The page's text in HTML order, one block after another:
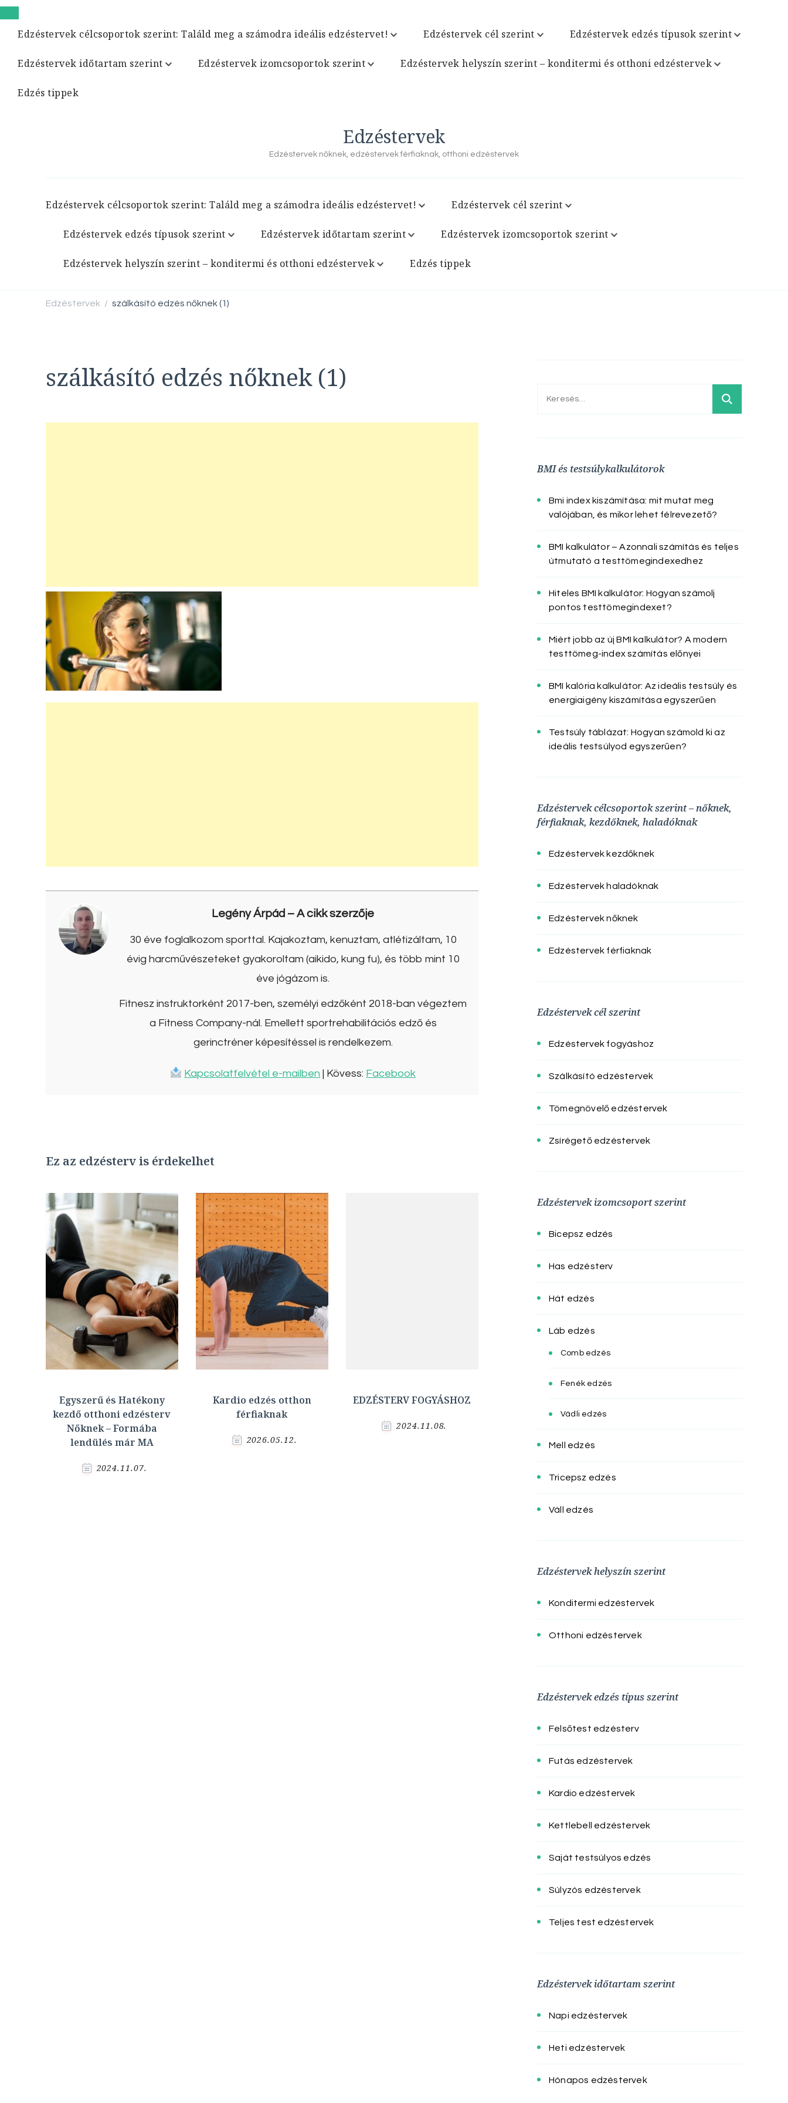
Edzéstervek célcsoportok szerint: Találd meg a számodra ideális edzéstervet! Edzéstervek cél szerint Edzéstervek edzés típusok szerint
Edzéstervek időtartam szerint Edzéstervek izomcsoportok szerint Edzéstervek helyszín szerint – konditermi és otthoni edzéstervek
Edzés tippek
Edzéstervek
Edzéstervek nőknek, edzéstervek férfiaknak, otthoni edzéstervek
Edzéstervek célcsoportok szerint: Találd meg a számodra ideális edzéstervet! Edzéstervek cél szerint
Edzéstervek edzés típusok szerint Edzéstervek időtartam szerint Edzéstervek izomcsoportok szerint
Edzéstervek helyszín szerint – konditermi és otthoni edzéstervek Edzés tippek
Edzéstervek / szálkásító edzés nőknek (1)
szálkásító edzés nőknek (1)
Legény Árpád – A cikk szerzője
30 éve foglalkozom sporttal. Kajakoztam, kenuztam, atlétizáltam, 10
évig harcművészeteket gyakoroltam (aikido, kung fu), és több mint 10
éve jógázom is.
Fitnesz instruktorként 2017-ben, személyi edzőként 2018-ban végeztem
a Fitness Company-nál. Emellett sportrehabilitációs edző és
gerinctréner képesítéssel is rendelkezem.
Kapcsolatfelvétel e-mailben | Kövess: Facebook
Ez az edzésterv is érdekelhet
Egyszerű és Hatékony
kezdő otthoni edzésterv
Nőknek – Formába
lendülés már MA
2024.11.07.
Kardio edzés otthon
férfiaknak
2026.05.12.
EDZÉSTERV FOGYÁSHOZ
2024.11.08.
Keresés:
BMI és testsúlykalkulátorok
Bmi index kiszámítása: mit mutat meg
valójában, és mikor lehet félrevezető?
BMI kalkulátor – Azonnali számítás és teljes
útmutató a testtömegindexedhez
Hiteles BMI kalkulátor: Hogyan számolj
pontos testtömegindexet?
Miért jobb az új BMI kalkulátor? A modern
testtömeg-index számítás előnyei
BMI kalória kalkulátor: Az ideális testsúly és
energiaigény kiszámítása egyszerűen
Testsúly táblázat: Hogyan számold ki az
ideális testsúlyod egyszerűen?
Edzéstervek célcsoportok szerint – nőknek,
férfiaknak, kezdőknek, haladóknak
Edzéstervek kezdőknek
Edzéstervek haladóknak
Edzéstervek nőknek
Edzéstervek férfiaknak
Edzéstervek cél szerint
Edzéstervek fogyáshoz
Szálkásító edzéstervek
Tömegnövelő edzéstervek
Zsírégető edzéstervek
Edzéstervek izomcsoport szerint
Bicepsz edzés
Has edzésterv
Hát edzés
Láb edzés
Comb edzés
Fenék edzés
Vádli edzés
Mell edzés
Tricepsz edzés
Váll edzés
Edzéstervek helyszín szerint
Konditermi edzéstervek
Otthoni edzéstervek
Edzéstervek edzés típus szerint
Felsőtest edzésterv
Futás edzéstervek
Kardio edzéstervek
Kettlebell edzéstervek
Saját testsúlyos edzés
Súlyzós edzéstervek
Teljes test edzéstervek
Edzéstervek időtartam szerint
Napi edzéstervek
Heti edzéstervek
Hónapos edzéstervek